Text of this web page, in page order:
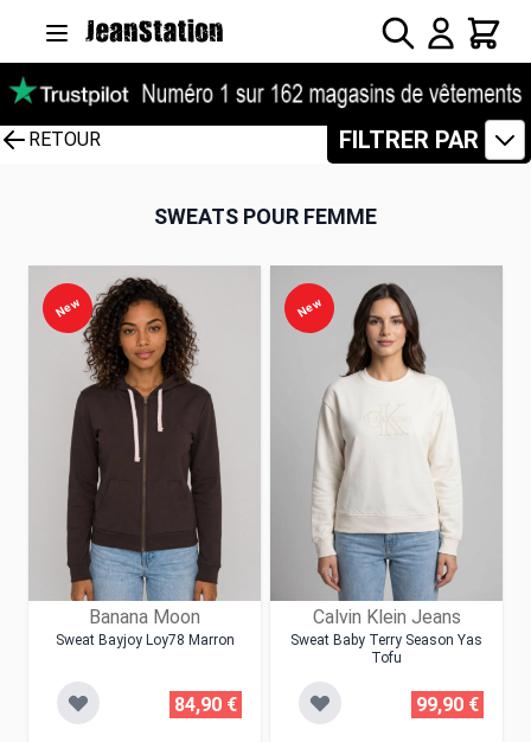
Rechercher
Panier
RETOUR
SWEATS POUR FEMME
FILTRER PAR
Banana Moon
Sweat Bayjoy Loy78 Marron
New
84,90 €
Calvin Klein Jeans
Sweat Baby Terry Season Yas
Tofu
New
99,90 €